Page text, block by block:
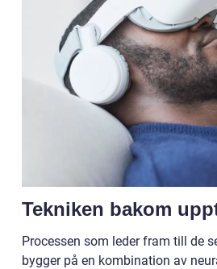
Tekniken bakom
Processen som leder fram till de
bygger på en kombination av